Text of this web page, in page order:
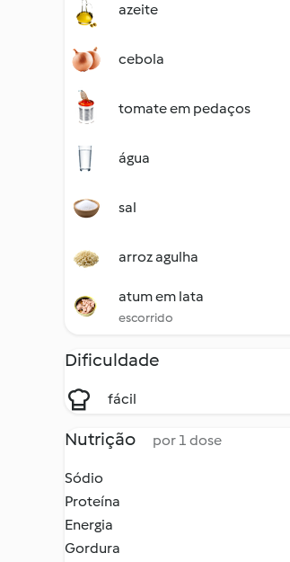
azeite
cebola
tomate em pedaços
água
sal
arroz agulha
atum em lata
escorrido
Dificuldade
fácil
Nutrição por 1 dose
Sódio
Proteína
Energia
Gordura